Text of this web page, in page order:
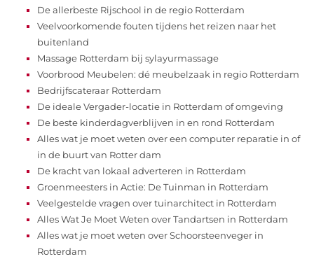
De allerbeste Rijschool in de regio Rotterdam
Veelvoorkomende fouten tijdens het reizen naar het
buitenland
Massage Rotterdam bij sylayurmassage
Voorbrood Meubelen: dé meubelzaak in regio Rotterdam
Bedrijfscateraar Rotterdam
De ideale Vergader-locatie in Rotterdam of omgeving
De beste kinderdagverblijven in en rond Rotterdam
Alles wat je moet weten over een computer reparatie in of
in de buurt van Rotter dam
De kracht van lokaal adverteren in Rotterdam
Groenmeesters in Actie: De Tuinman in Rotterdam
Veelgestelde vragen over tuinarchitect in Rotterdam
Alles Wat Je Moet Weten over Tandartsen in Rotterdam
Alles wat je moet weten over Schoorsteenveger in
Rotterdam